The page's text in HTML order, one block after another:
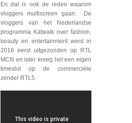
En dat is ook de reden waarom
vloggers multiscreen gaan. De
vloggers van het Nederlandse
programma Katwalk over fashion,
beauty en entertainment werd in
2016 eerst uitgezonden op RTL
MCN en later kreeg het een eigen
timeslot op de commerciële
zender RTL5.